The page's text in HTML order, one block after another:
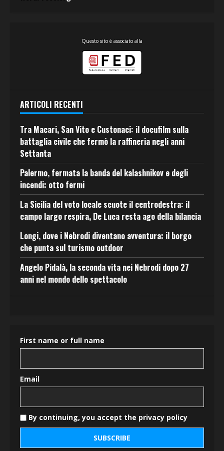
Questo sito è associato alla
ARTICOLI RECENTI
Tra Macari, San Vito e Custonaci: il docufilm sulla
battaglia civile che fermò la raffineria negli anni
Settanta
Palermo, fermata la banda del kalashnikov e degli
incendi: otto fermi
La Sicilia del voto locale scuote il centrodestra: il
campo largo respira, De Luca resta ago della bilancia
Longi, dove i Nebrodi diventano avventura: il borgo
che punta sul turismo outdoor
Angelo Pidalà, la seconda vita nei Nebrodi dopo 27
anni nel mondo dello spettacolo
First name or full name
Email
By continuing, you accept the privacy policy